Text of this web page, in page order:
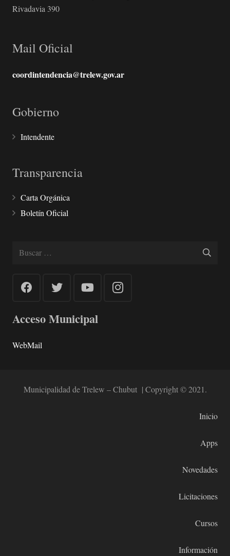
Rivadavia 390
Mail Oficial
coordintendencia@trelew.gov.ar
Gobierno
Intendente
Transparencia
Carta Orgánica
Boletín Oficial
Buscar:
Acceso Municipal
WebMail
Municipalidad de Trelew – Chubut | Copyright © 2021.
Inicio
Apps
Novedades
Licitaciones
Cursos
Información